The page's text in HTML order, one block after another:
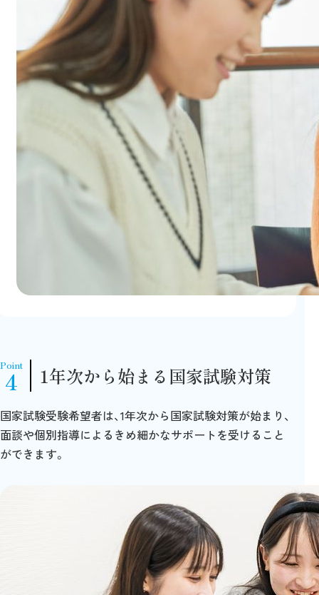
Point
4 1年次から始まる国家試験対策
国家試験受験希望者は、1年次から国家試験対策が始まり、
面談や個別指導によるきめ細かなサポートを受けること
ができます。